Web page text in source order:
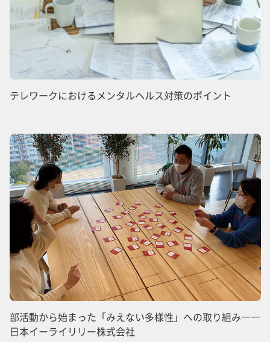
テレワークにおけるメンタルヘルス対策のポイント
部活動から始まった「みえない多様性」への取り組み――
日本イーライリリー株式会社